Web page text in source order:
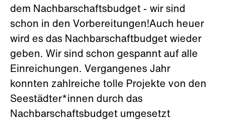
dem Nachbarschaftsbudget - wir sind
schon in den Vorbereitungen!Auch heuer
wird es das Nachbarschaftbudget wieder
geben. Wir sind schon gespannt auf alle
Einreichungen. Vergangenes Jahr
konnten zahlreiche tolle Projekte von den
Seestädter*innen durch das
Nachbarschaftsbudget umgesetzt